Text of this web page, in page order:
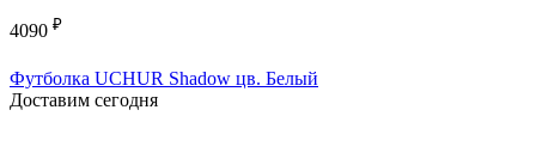
4090 ₽
Футболка UCHUR Shadow цв. Белый
Доставим сегодня